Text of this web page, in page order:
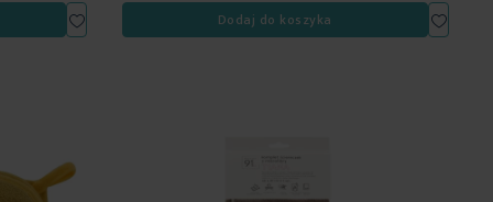
Dodaj
do
Dodaj do koszyka
Dodaj
do